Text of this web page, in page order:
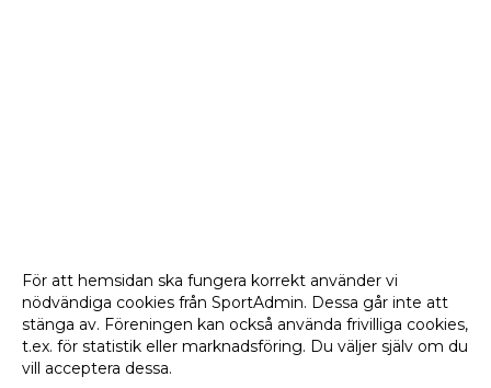
För att hemsidan ska fungera korrekt använder vi
nödvändiga cookies från SportAdmin. Dessa går inte att
stänga av. Föreningen kan också använda frivilliga cookies,
t.ex. för statistik eller marknadsföring. Du väljer själv om du
vill acceptera dessa.